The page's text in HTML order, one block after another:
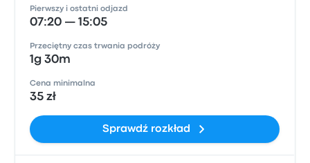
Pierwszy i ostatni odjazd
07:20 — 15:05
Przeciętny czas trwania podróży
1g 30m
Cena minimalna
35 zł
Sprawdź rozkład